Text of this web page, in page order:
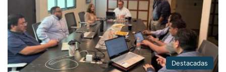
Destacadas